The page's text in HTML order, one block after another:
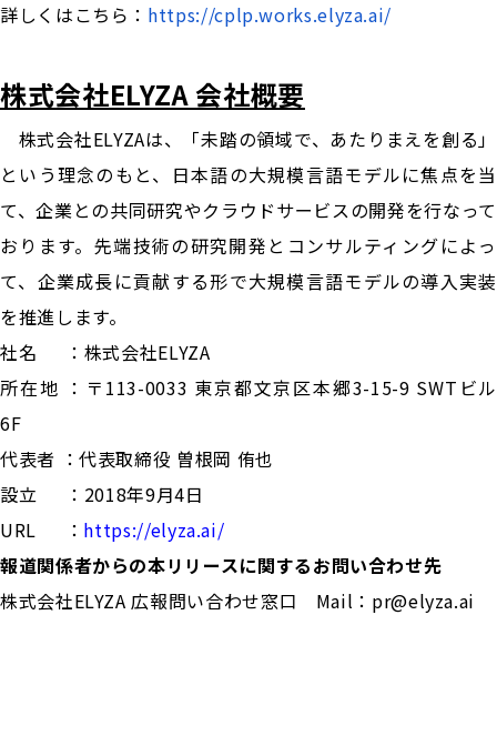
詳しくはこちら： https://cplp.works.elyza.ai/
株式会社ELYZA 会社概要
株式会社ELYZAは、「未踏の領域で、あたりまえを創る」
という理念のもと、日本語の大規模言語モデルに焦点を当
て、企業との共同研究やクラウドサービスの開発を行なって
おります。先端技術の研究開発とコンサルティングによっ
て、企業成長に貢献する形で大規模言語モデルの導入実装
を推進します。
社名 ：株式会社ELYZA
所在地 ：〒113-0033 東京都文京区本郷3-15-9 SWTビル
6F
代表者 ：代表取締役 曽根岡 侑也
設立 ：2018年9月4日
URL ： https://elyza.ai/
報道関係者からの本リリースに関するお問い合わせ先
株式会社ELYZA 広報問い合わせ窓口 Mail： pr@elyza.ai